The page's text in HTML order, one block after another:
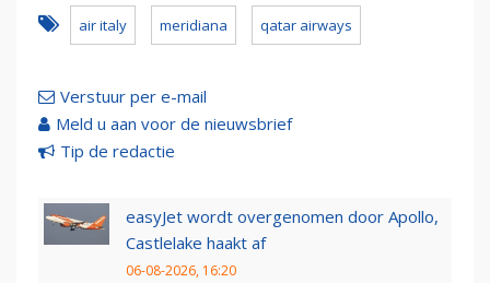
air italy meridiana qatar airways
Verstuur per e-mail
Meld u aan voor de nieuwsbrief
Tip de redactie
easyJet wordt overgenomen door Apollo,
Castlelake haakt af
06-08-2026, 16:20